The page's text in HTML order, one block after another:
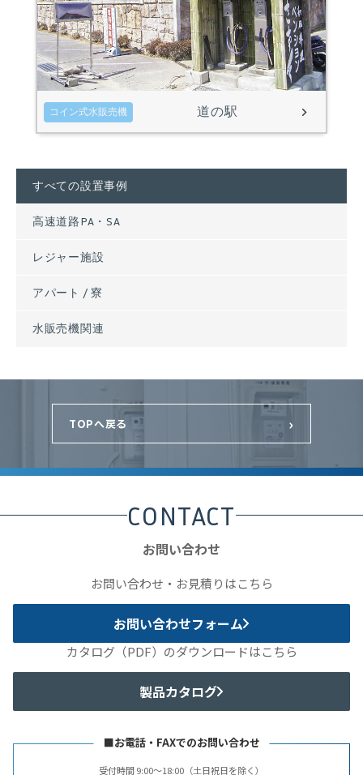
コイン式水販売機 道の駅
すべての設置事例
高速道路PA・SA
レジャー施設
アパート / 寮
水販売機関連
TOPへ戻る ›
CONTACT
お問い合わせ
お問い合わせ・お見積りはこちら
お問い合わせフォーム
カタログ（PDF）のダウンロードはこちら
製品カタログ
■お電話・FAXでのお問い合わせ
受付時間 9:00〜18:00（土日祝日を除く）